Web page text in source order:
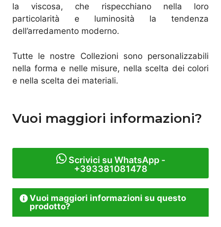
la viscosa, che rispecchiano nella loro
particolarità e luminosità la tendenza
dell’arredamento moderno.
Tutte le nostre Collezioni sono personalizzabili
nella forma e nelle misure, nella scelta dei colori
e nella scelta dei materiali.
Vuoi maggiori informazioni?
Scrivici su WhatsApp -
+393381081478
Vuoi maggiori informazioni su questo
prodotto?